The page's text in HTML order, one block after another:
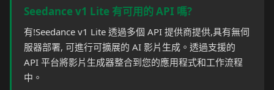
Seedance v1 Lite 有可用的 API 嗎?
有!Seedance v1 Lite 透過多個 API 提供商提供,具有無伺
服器部署, 可進行可擴展的 AI 影片生成。透過支援的
API 平台將影片生成器整合到您的應用程式和工作流程
中。